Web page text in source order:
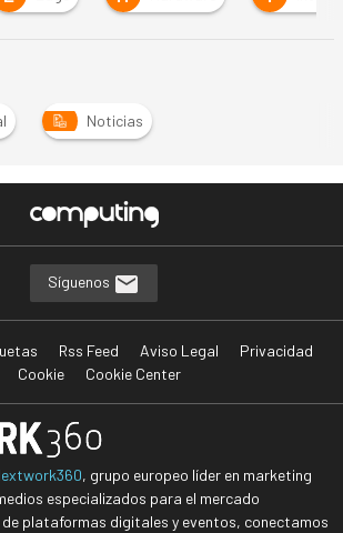
Noticias
Síguenos
Rss Feed Aviso Legal
Privacidad
Cookie
Cookie Center
, grupo europeo líder en marketing
especializados para el mercado
plataformas digitales y eventos, conectamos